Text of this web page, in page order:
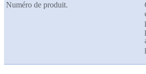
Numéro de produit.